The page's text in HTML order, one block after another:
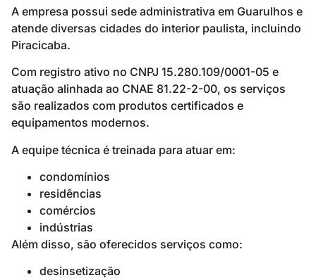
A empresa possui sede administrativa em Guarulhos e
atende diversas cidades do interior paulista, incluindo
Piracicaba.
Com registro ativo no CNPJ 15.280.109/0001-05 e
atuação alinhada ao CNAE 81.22-2-00, os serviços
são realizados com produtos certificados e
equipamentos modernos.
A equipe técnica é treinada para atuar em:
condomínios
residências
comércios
indústrias
Além disso, são oferecidos serviços como:
desinsetização